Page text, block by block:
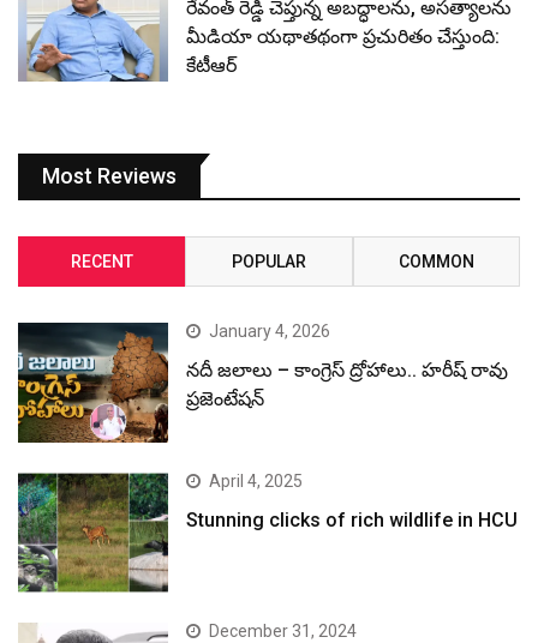
రేవంత్ రెడ్డి చెప్తున్న అబద్ధాలను, అసత్యాలను
మీడియా యథాతథంగా ప్రచురితం చేస్తుంది:
కేటీఆర్
Most Reviews
RECENT POPULAR COMMON
January 4, 2026
నదీ జలాలు – కాంగ్రెస్ ద్రోహాలు.. హరీష్ రావు
ప్రజెంటేషన్
April 4, 2025
Stunning clicks of rich wildlife in HCU
December 31, 2024